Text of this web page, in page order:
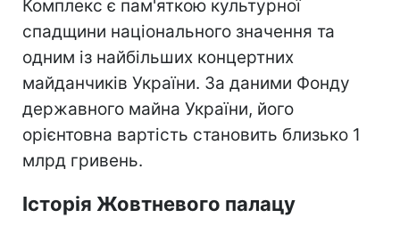
Комплекс є пам'яткою культурної
спадщини національного значення та
одним із найбільших концертних
майданчиків України. За даними Фонду
державного майна України, його
орієнтовна вартість становить близько 1
млрд гривень.
Історія Жовтневого палацу